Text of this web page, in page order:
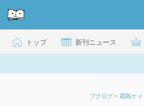
トップ 新刊ニュース
ブクログ > 霜島ケイ